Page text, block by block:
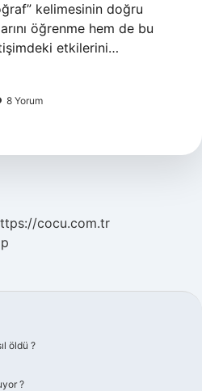
kelimesinin doğru
öğrenme hem de bu
etkilerini…
8 Yorum
cocu.com.tr
öldü ?
?